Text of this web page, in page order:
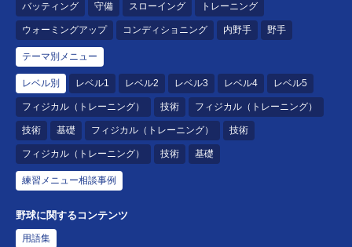
バッティング 守備 スローイング トレーニング
ウォーミングアップ コンディショニング 内野手 野手
テーマ別メニュー
レベル別 レベル1 レベル2 レベル3 レベル4 レベル5
フィジカル（トレーニング） 技術 フィジカル（トレーニング）
技術 基礎 フィジカル（トレーニング） 技術
フィジカル（トレーニング） 技術 基礎
練習メニュー相談事例
野球に関するコンテンツ
用語集